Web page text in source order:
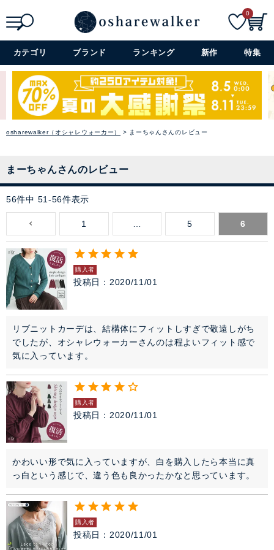
詳細検索+
0
カテゴリ ブランド ランキング 新作 特集
osharewalker（オシャレウォーカー） まーちゃんさんのレビュー
まーちゃんさんのレビュー
56件中 51 -56件表示
1 5 6
購入者
投稿日 2020/11/01
リブニットカーデは、結構体にフィットしすぎで敬遠しがち
でしたが、オシャレウォーカーさんのは程よいフィット感で
気に入っています。
購入者
投稿日 2020/11/01
かわいい形で気に入っていますが、白を購入したら本当に真
っ白という感じで、違う色も良かったかなと思っています。
購入者
投稿日 2020/11/01